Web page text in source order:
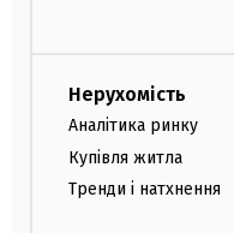
Нерухомість
Аналітика ринку
Купівля житла
Тренди і натхнення